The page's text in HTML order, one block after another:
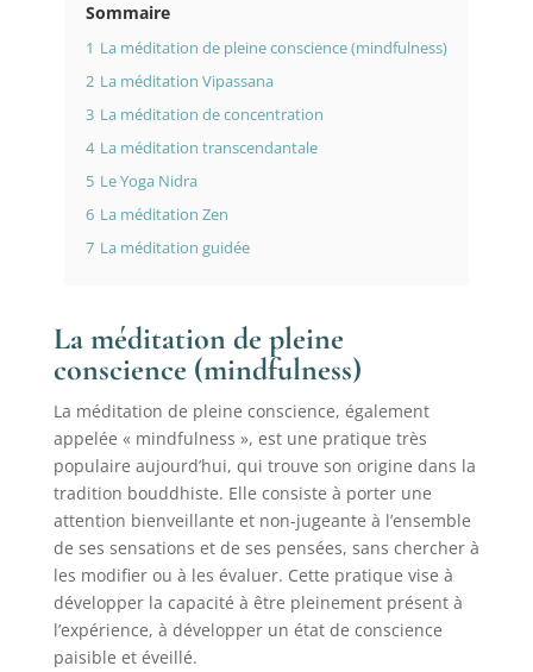
Sommaire
1 La méditation de pleine conscience (mindfulness)
2 La méditation Vipassana
3 La méditation de concentration
4 La méditation transcendantale
5 Le Yoga Nidra
6 La méditation Zen
7 La méditation guidée
La méditation de pleine
conscience (mindfulness)
La méditation de pleine conscience, également
appelée « mindfulness », est une pratique très
populaire aujourd’hui, qui trouve son origine dans la
tradition bouddhiste. Elle consiste à porter une
attention bienveillante et non-jugeante à l’ensemble
de ses sensations et de ses pensées, sans chercher à
les modifier ou à les évaluer. Cette pratique vise à
développer la capacité à être pleinement présent à
l’expérience, à développer un état de conscience
paisible et éveillé.